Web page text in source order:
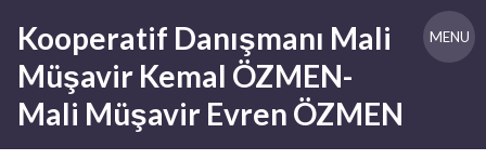
content
Kooperatif Danışmanı Mali
Müşavir Kemal ÖZMEN-
Mali Müşavir Evren ÖZMEN
MENU